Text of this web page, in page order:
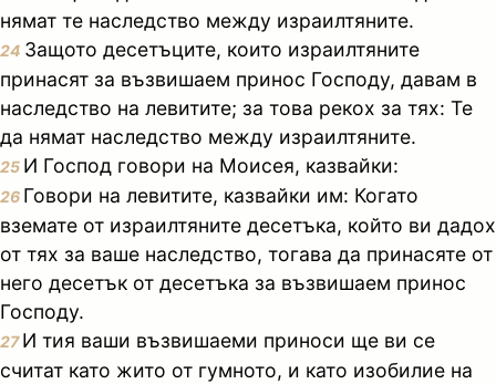
нямат те наследство между израилтяните.
24 Защото десетъците, които израилтяните
принасят за възвишаем принос Господу, давам в
наследство на левитите; за това рекох за тях: Те
да нямат наследство между израилтяните.
25 И Господ говори на Моисея, казвайки:
26 Говори на левитите, казвайки им: Когато
вземате от израилтяните десетъка, който ви дадох
от тях за ваше наследство, тогава да принасяте от
него десетък от десетъка за възвишаем принос
Господу.
27И тия ваши възвишаеми приноси ще ви се
считат като жито от гумното, и като изобилие на